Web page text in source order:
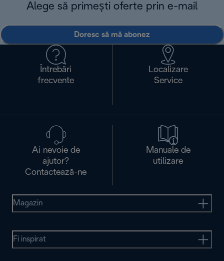
Alege să primești oferte prin e-mail
Doresc să mă abonez
Întrebări
frecvente
Localizare
Service
Ai nevoie de
ajutor?
Contactează-ne
Manuale de
utilizare
Magazin
Fi inspirat